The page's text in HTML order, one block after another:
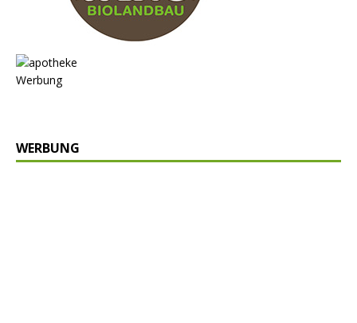
Werbung
WERBUNG